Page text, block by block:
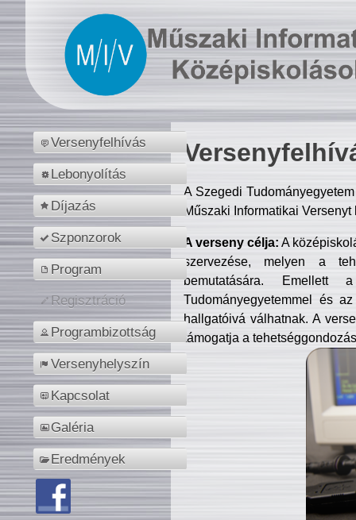
Versenyfelhívás
Lebonyolítás
Díjazás
Szponzorok
Program
Regisztráció
Programbizottság
Versenyhelyszín
Kapcsolat
Galéria
Eredmények
A Szegedi
Műszaki Informatikai
A verseny célja: A
szervezése, melyen a
bemutatására. Emellett
Tudományegyetemmel és
hallgatóivá válhatnak. A
támogatja a